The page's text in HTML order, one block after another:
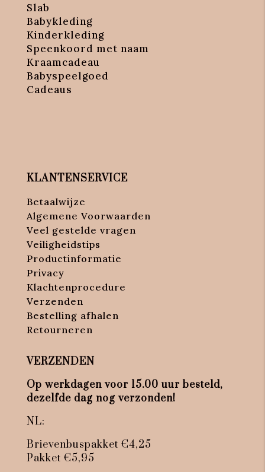
Slab
Babykleding
Kinderkleding
Speenkoord met naam
Kraamcadeau
Babyspeelgoed
Cadeaus
KLANTENSERVICE
Betaalwijze
Algemene Voorwaarden
Veel gestelde vragen
Veiligheidstips
Productinformatie
Privacy
Klachtenprocedure
Verzenden
Bestelling afhalen
Retourneren
VERZENDEN
Op werkdagen voor 15.00 uur besteld,
dezelfde dag nog verzonden!
NL:
Brievenbuspakket €4,25
Pakket €5,95